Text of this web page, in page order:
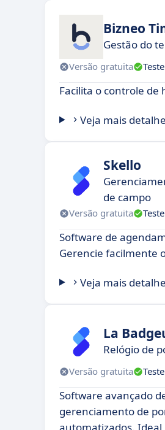
Bizneo
Gestão do
Versão gratuita
Facilita o controle de
Veja mais
Skello
de campo
Versão gratuita
Software de
Gerencie facilmente
Veja mais
La
Relógio de
Versão gratuita
Software avançado
gerenciamento de
automatizados. Ideal